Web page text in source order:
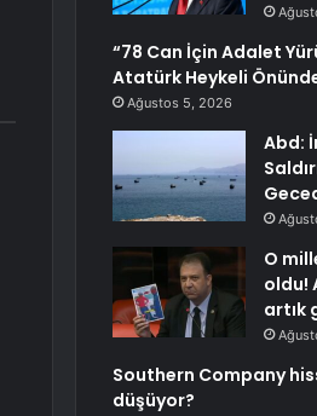
“78 Can İçin Adalet
Atatürk Heykeli
Ağustos 5, 2026
Abd:
O
oldu!
artık
Southern Company
düşüyor?